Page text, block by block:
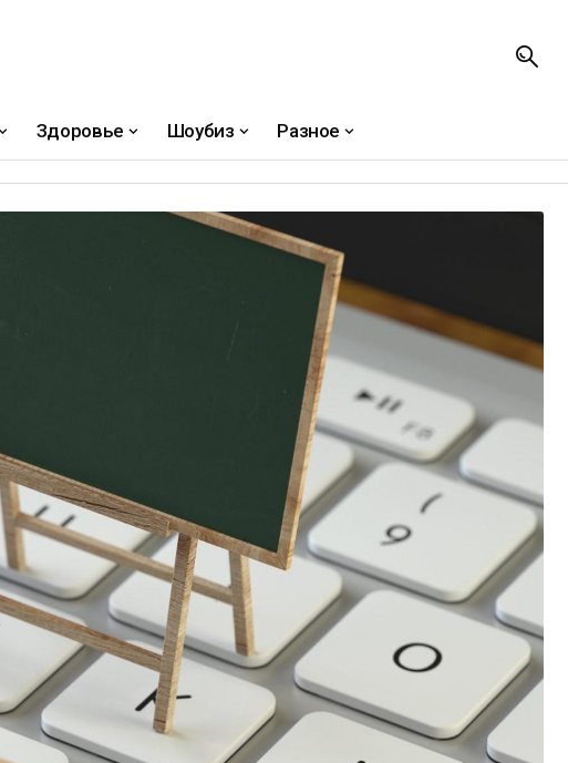
Здоровье Шоубиз Разное